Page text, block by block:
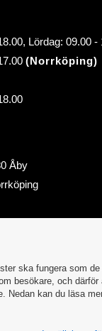
Lördag: 09.00 -
(Norrköping)
Åby
ska fungera som
besökare, och därför
Nedan kan du läsa